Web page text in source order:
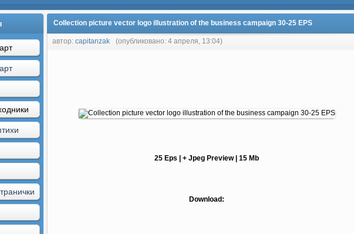
Collection picture vector logo illustration of the business campaign 30-25 EPS
автор: capitanzak (опубликовано: 4 апреля, 13:04)
25 Eps | + Jpeg Preview | 15 Mb
Download: